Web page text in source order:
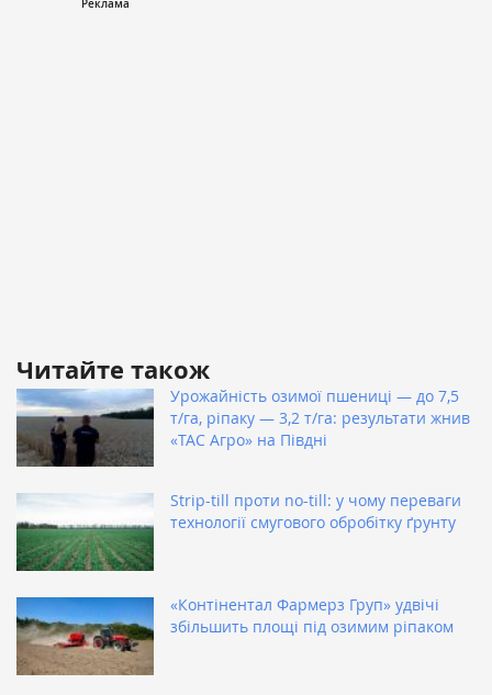
Читайте також
Урожайність озимої пшениці — до 7,5
т/га, ріпаку — 3,2 т/га: результати жнив
«ТАС Агро» на Півдні
Strip-till проти no-till: у чому переваги
технології смугового обробітку ґрунту
«Контінентал Фармерз Груп» удвічі
збільшить площі під озимим ріпаком